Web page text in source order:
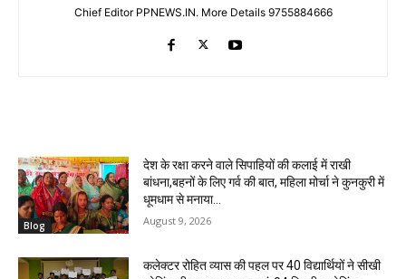
Chief Editor PPNEWS.IN. More Details 9755884666
Blog
देश के रक्षा करने वाले सिपाहियों की कलाई में राखी
बांधना,बहनों के लिए गर्व की बात, महिला मोर्चा ने कुनकुरी में
धूमधाम से मनाया...
August 9, 2026
कलेक्टर रोहित व्यास की पहल पर 40 विद्यार्थियों ने सीखी